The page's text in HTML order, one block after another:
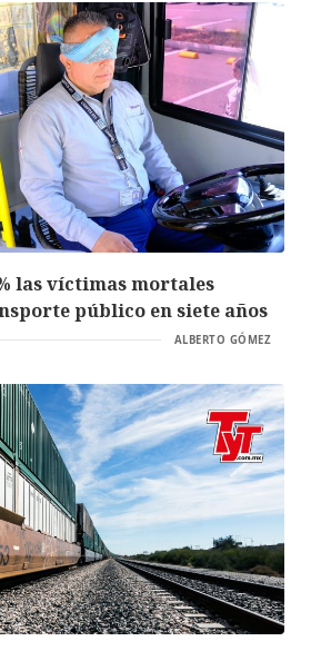
las víctimas mortales
público en siete años
ALBERTO GÓMEZ